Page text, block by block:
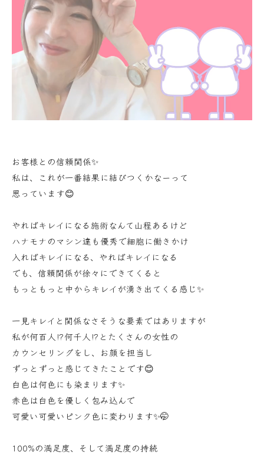
お客様との信頼関係✨
私は、これが一番結果に結びつくかなーって
思っています😊
やればキレイになる施術なんて山程あるけど
ハナモナのマシン達も優秀で細胞に働きかけ
入ればキレイになる、やればキレイになる
でも、信頼関係が徐々にできてくると
もっともっと中からキレイが湧き出てくる感じ✨
一見キレイと関係なさそうな要素ではありますが
私が何百人⁉何千人⁉とたくさんの女性の
カウンセリングをし、お顔を担当し
ずっとずっと感じてきたことです😊
白色は何色にも染まります✨
赤色は白色を優しく包み込んで
可愛い可愛いピンク色に変わります✨🤭
100%の満足度、そして満足度の持続